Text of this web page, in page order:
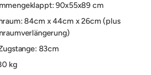
90x55x89 cm
84cm x 44cm x 26cm (plus
83cm
kg